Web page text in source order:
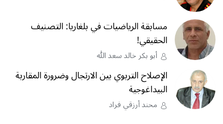
مسابقة الرياضيات في بلغاريا: التصنيف
الحقيقي!
أبو بكر خالد سعد الله
الإصلاح التربوي بين الارتجال وضرورة المقاربة
البيداغوجية
محند أرزقي فراد